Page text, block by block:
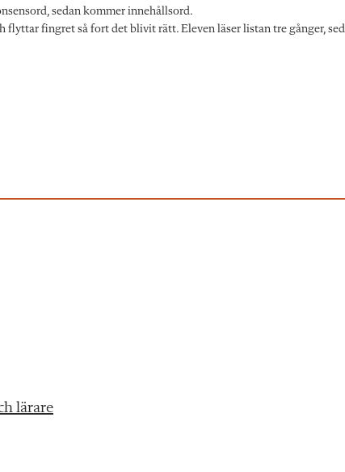
sedan kommer innehållsord.
flyttar fingret så fort det blivit rätt. Eleven läser listan tre gånger,
lärare